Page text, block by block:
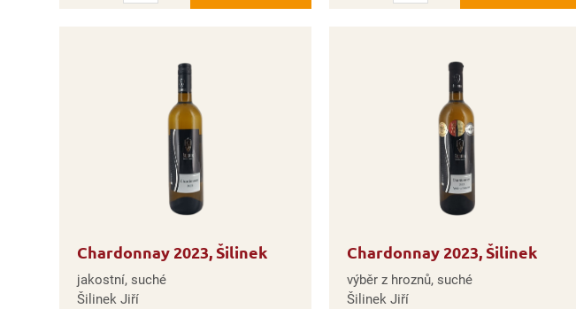
Chardonnay 2023, Šilinek
jakostní, suché
Šilinek Jiří
Chardonnay 2023, Šilinek
výběr z hroznů, suché
Šilinek Jiří